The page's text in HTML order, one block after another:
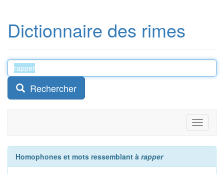
Dictionnaire des rimes
Rechercher
Toggle
Homophones et mots ressemblant à rapper